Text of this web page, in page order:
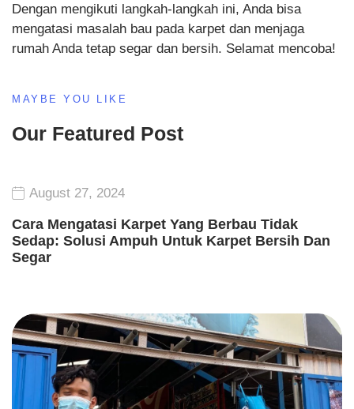
Dengan mengikuti langkah-langkah ini, Anda bisa
mengatasi masalah bau pada karpet dan menjaga
rumah Anda tetap segar dan bersih. Selamat mencoba!
MAYBE YOU LIKE
Our Featured Post
August 27, 2024
Cara Mengatasi Karpet Yang Berbau Tidak
Sedap: Solusi Ampuh Untuk Karpet Bersih Dan
Segar